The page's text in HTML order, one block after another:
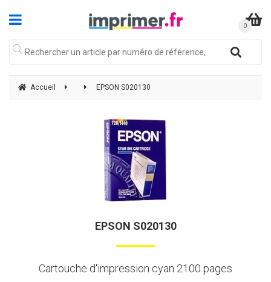
Accueil EPSON S020130
EPSON S020130
Cartouche d'impression cyan 2100 pages